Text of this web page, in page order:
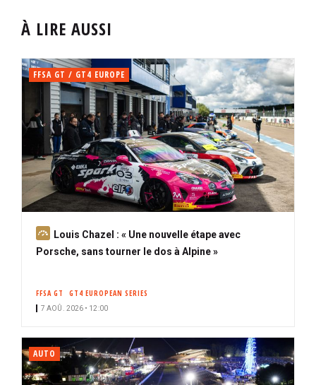
À LIRE AUSSI
FFSA GT / GT4 EUROPE
A
b
Louis Chazel : « Une nouvelle étape avec
Porsche, sans tourner le dos à Alpine »
FFSA GT GT4 EUROPEAN SERIES
7 AOÛ. 2026 • 12:00
AUTO